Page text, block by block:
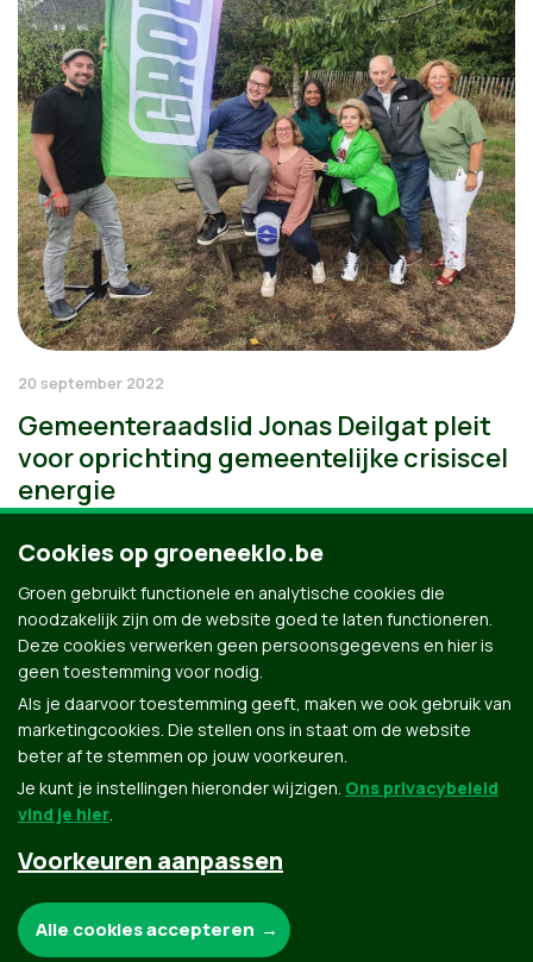
20 september 2022
Gemeenteraadslid Jonas Deilgat pleit
voor oprichting gemeentelijke crisiscel
energie
Groen.be
Cookies op groeneeklo.be
Groen gebruikt functionele en analytische cookies die
noodzakelijk zijn om de website goed te laten functioneren.
Deze cookies verwerken geen persoonsgegevens en hier is
geen toestemming voor nodig.
Als je daarvoor toestemming geeft, maken we ook gebruik van
marketingcookies. Die stellen ons in staat om de website
beter af te stemmen op jouw voorkeuren.
Je kunt je instellingen hieronder wijzigen. Ons privacybeleid
vind je hier.
Voorkeuren aanpassen
Alle cookies accepteren